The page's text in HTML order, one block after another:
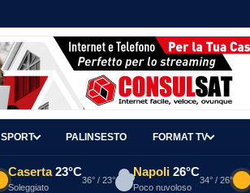
SPORT PALINSESTO FORMAT TV
Caserta 23°C
Soleggiato
36° / 23°
Napoli 26°C
Poco nuvoloso
34° / 26°